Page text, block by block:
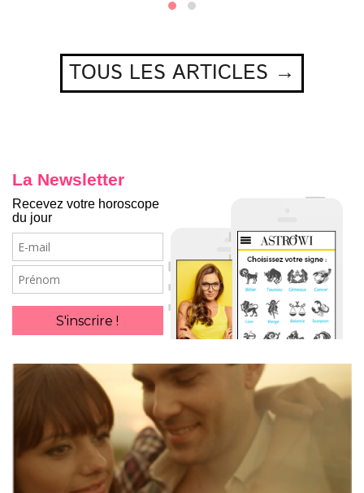
TOUS LES ARTICLES →
La Newsletter
Recevez votre horoscope
du jour
E-
mail
Prénom
S'inscrire !